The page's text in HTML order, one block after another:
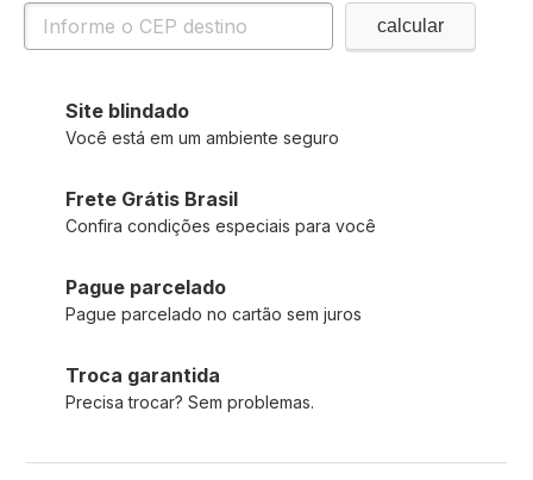
Site blindado
Você está em um ambiente seguro
Frete Grátis Brasil
Confira condições especiais para você
Pague parcelado
Pague parcelado no cartão sem juros
Troca garantida
Precisa trocar? Sem problemas.